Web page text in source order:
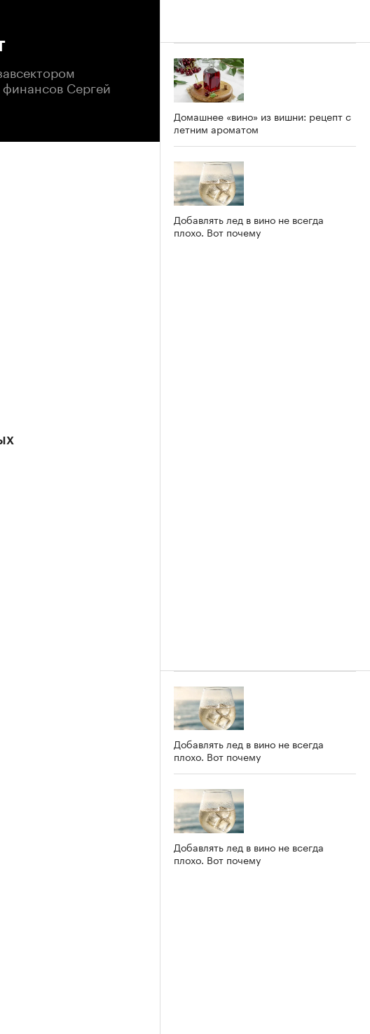
Сергей
Домашнее «вино» из вишни: рецепт с
летним ароматом
Добавлять лед в вино не всегда
плохо. Вот почему
Добавлять лед в вино не всегда
плохо. Вот почему
Добавлять лед в вино не всегда
плохо. Вот почему